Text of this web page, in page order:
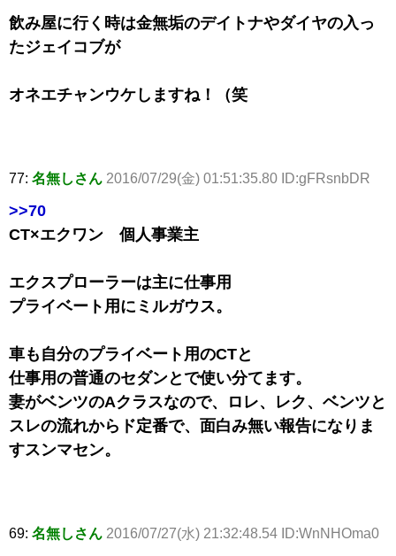
飲み屋に行く時は金無垢のデイトナやダイヤの入っ
たジェイコブが
オネエチャンウケしますね！（笑
77: 名無しさん 2016/07/29(金) 01:51:35.80 ID:gFRsnbDR
>>70
CT×エクワン 個人事業主
エクスプローラーは主に仕事用
プライベート用にミルガウス。
車も自分のプライベート用のCTと
仕事用の普通のセダンとで使い分てます。
妻がベンツのAクラスなので、ロレ、レク、ベンツと
スレの流れからド定番で、面白み無い報告になりま
すスンマセン。
69: 名無しさん 2016/07/27(水) 21:32:48.54 ID:WnNHOma0